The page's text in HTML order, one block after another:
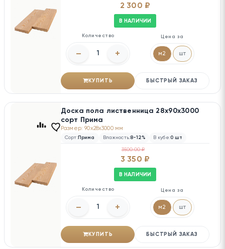
2 300 ₽
В НАЛИЧИИ
Количество
– +
Цена за
м2 шт
КУПИТЬ БЫСТРЫЙ ЗАКАЗ
Доска пола лиственница 28х90х3000
сорт Прима
Размер: 90x28x3000 мм
Сорт:Прима Влажность:8-12% В кубе:0 шт
3500.00 ₽
3 350 ₽
В НАЛИЧИИ
Количество
– +
Цена за
м2 шт
КУПИТЬ БЫСТРЫЙ ЗАКАЗ